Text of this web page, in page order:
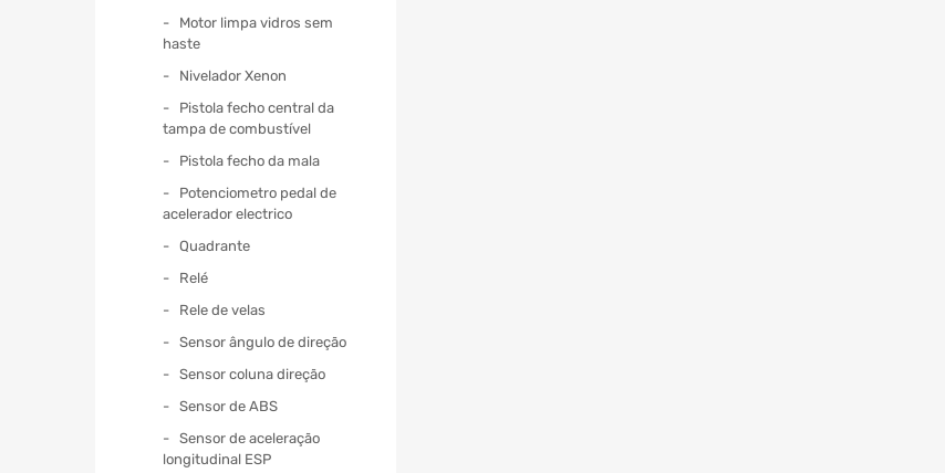
Motor limpa vidros sem
haste
Nivelador Xenon
Pistola fecho central da
tampa de combustível
Pistola fecho da mala
Potenciometro pedal de
acelerador electrico
Quadrante
Relé
Rele de velas
Sensor ângulo de direção
Sensor coluna direção
Sensor de ABS
Sensor de aceleração
longitudinal ESP